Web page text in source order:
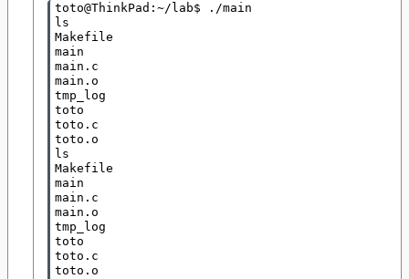
toto@ThinkPad:~/lab$ ./main
ls
Makefile
main
main.c
main.o
tmp_log
toto
toto.c
toto.o
ls
Makefile
main
main.c
main.o
tmp_log
toto
toto.c
toto.o